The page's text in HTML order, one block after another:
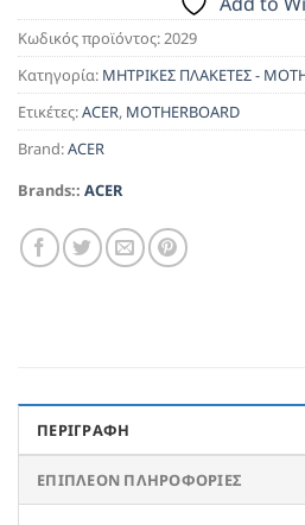
Κωδικός προϊόντος:2029
Κατηγορία: ΜΗΤΡΙΚΕΣ ΠΛΑΚΕΤΕΣ -
Ετικέτες:ACER, MOTHERBOARD
Brand:ACER
Brands:: ACER
ΠΕΡΙΓΡΑΦΉ
ΕΠΙΠΛΈΟΝ ΠΛΗΡΟΦΟΡΊΕΣ